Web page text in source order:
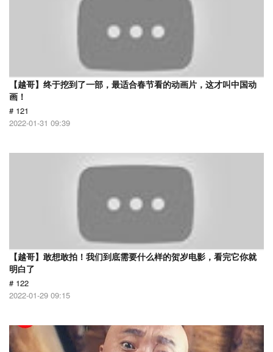
【越哥】终于挖到了一部，最适合春节看的动画片，这才叫中国动
画！
# 121
2022-01-31 09:39
【越哥】敢想敢拍！我们到底需要什么样的贺岁电影，看完它你就
明白了
# 122
2022-01-29 09:15